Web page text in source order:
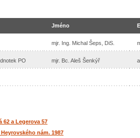
Jméno
mjr. Ing. Michal Šeps, DiS.
PO mjr. Bc. Aleš Šenkýř
62 a Legerova 57
nám. 1987